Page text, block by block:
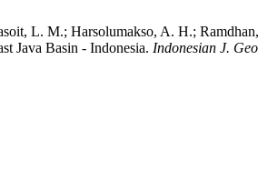
L. M.; Harsolumakso, A. H.;
Java Basin - Indonesia. Indonesian J.